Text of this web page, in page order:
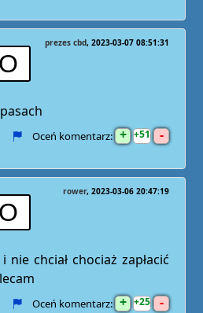
prezes cbd 2023-03-07 08:51:31
Oceń komentarz: + 51 -
rower 2023-03-06 20:47:19
chciał chociaż zapłacić
Oceń komentarz: + 25 -